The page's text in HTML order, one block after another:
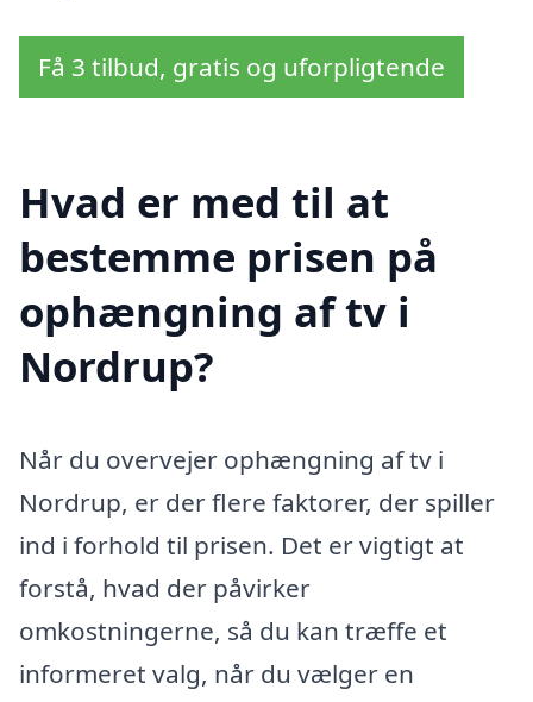
Få 3 tilbud, gratis og uforpligtende
Hvad er med til at
bestemme prisen på
ophængning af tv i
Nordrup?
Når du overvejer ophængning af tv i
Nordrup, er der flere faktorer, der spiller
ind i forhold til prisen. Det er vigtigt at
forstå, hvad der påvirker
omkostningerne, så du kan træffe et
informeret valg, når du vælger en